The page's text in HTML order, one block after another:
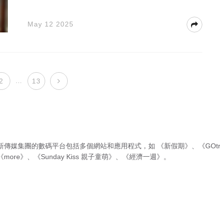
May 12 2025
… 13
傳媒集團的數碼平台包括多個網站和應用程式，如 《新假期》 、
《
more》 、 《Sunday Kiss 親子童萌》 、 《經濟一週》 。